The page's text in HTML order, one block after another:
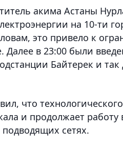
акима Астаны
на 10-ти
это привело к
Далее в 23:00 были
Байтерек и
что
и продолжает
сетях.